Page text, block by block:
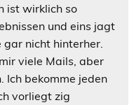
ist wirklich so
und eins jagt
nicht hinterher.
viele Mails, aber
Ich bekomme jeden
vorliegt zig